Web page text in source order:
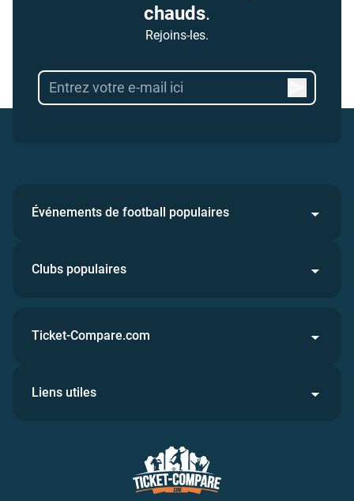
chauds.
Rejoins-les.
Événements de football populaires
Clubs populaires
Ticket-Compare.com
Liens utiles